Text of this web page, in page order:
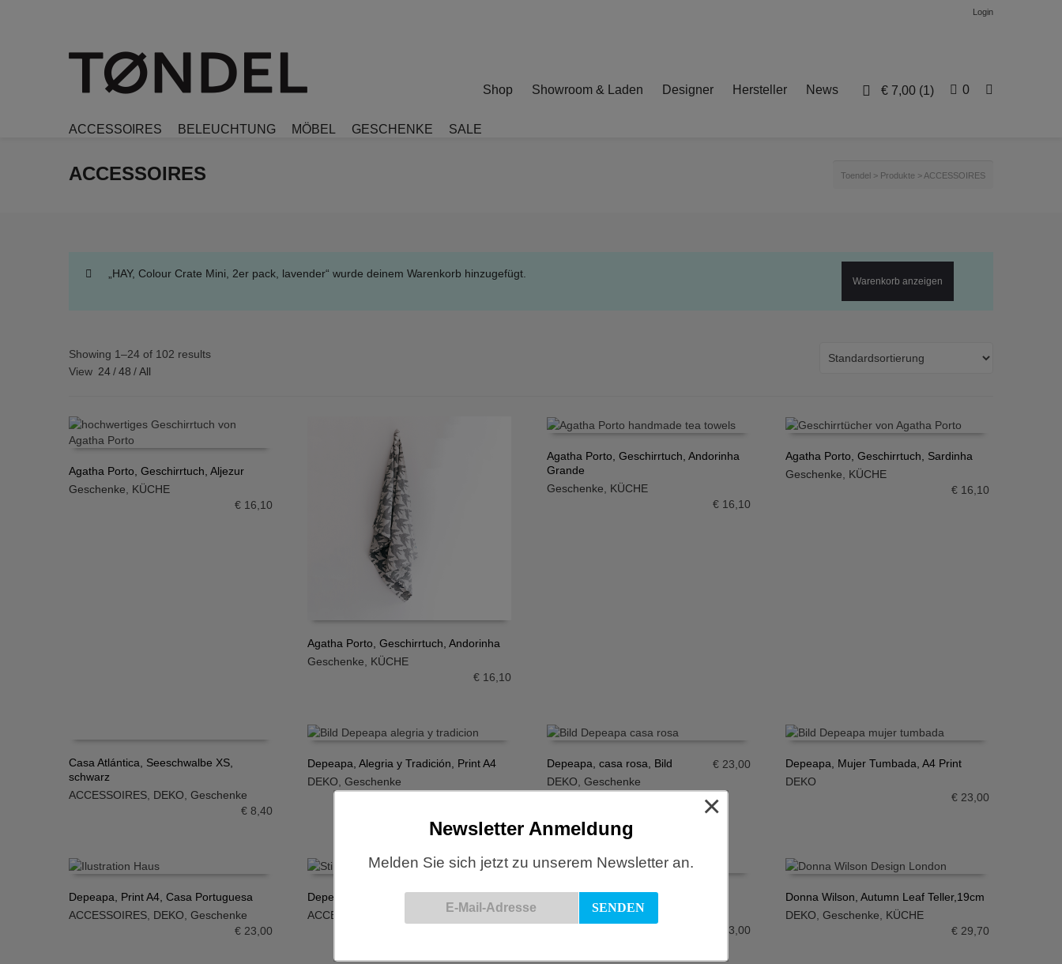
Login
€ 7,00 (1) 0
Shop Showroom & Laden Designer Hersteller News
ACCESSOIRES BELEUCHTUNG MÖBEL GESCHENKE SALE
ACCESSOIRES Toendel > Produkte > ACCESSOIRES
„HAY, Colour Crate Mini, 2er pack, lavender“ wurde deinem Warenkorb hinzugefügt.
Warenkorb anzeigen
Showing 1–24 of 102 results
View 24/48 /All
IN DEN WARENKORB
Agatha Porto, Geschirrtuch, Aljezur
Geschenke
KÜCHE
€16,10
IN DEN WARENKORB
Agatha Porto, Geschirrtuch, Andorinha
Geschenke
KÜCHE
€ 16,10
IN DEN WARENKORB
Agatha Porto, Geschirrtuch, Andorinha
Grande
Geschenke, KÜCHE
€16,10
IN DEN WARENKORB
Agatha Porto, Geschirrtuch, Sardinha
Geschenke, KÜCHE
€ 16,10
Casa Atlántica, Seeschwalbe XS,
schwarz
ACCESSOIRES DEKO Geschenke
€8,40
IN DEN WARENKORB
Depeapa, Alegria y Tradición, Print A4
DEKO ,Geschenke
IN DEN WARENKORB
Depeapa, casa rosa, Bild
DEKO Geschenke
€23,00
IN DEN WARENKORB
Depeapa, Mujer Tumbada, A4 Print
DEKO
€ 23,00
IN DEN WARENKORB
Depeapa, Print A4, Casa Portuguesa
ACCESSOIRES DEKO Geschenke
€23,00
IN DEN WARENKORB
Depeapa, Print A4, Interior I
ACCESSOIRES
Geschenke
Depeapa, Print A4, Jarrones
ACCESSOIRES,DEKO
23,00
IN DEN WARENKORB
Donna Wilson, Autumn Leaf Teller,19cm
DEKO ,Geschenke
KÜCHE
€ 29,70
Newsletter Anmeldung
Melden Sie sich jetzt zu unserem Newsletter an.
×